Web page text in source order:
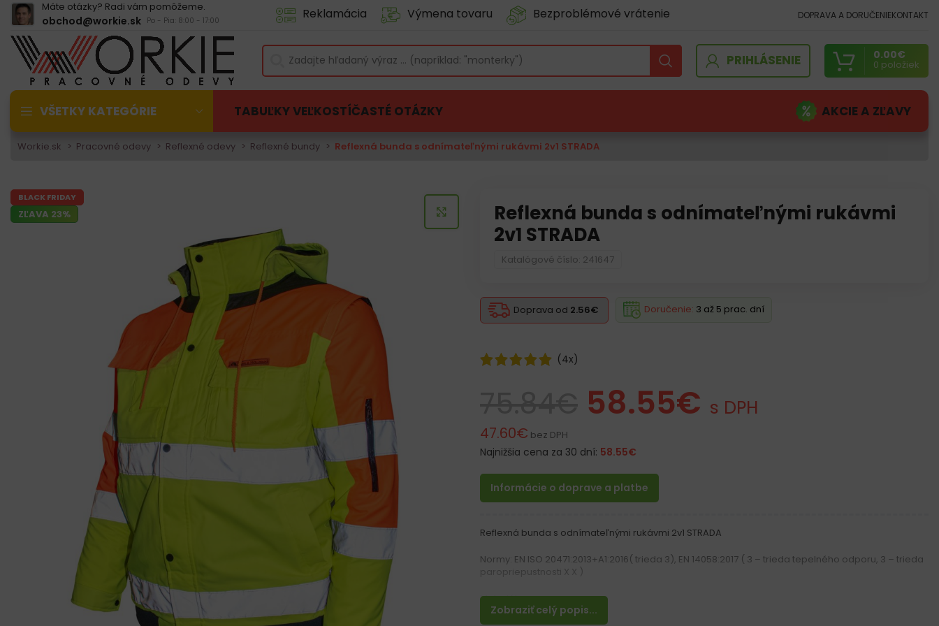
Máte otázky? Radi vám pomôžeme.
obchod@workie.sk Po - Pia: 8:00 - 17:00 Reklamácia Výmena tovaru Bezproblémové vrátenie DOPRAVA A DORUČENIEKONTAKT
PRIHLÁSENIE 0 položiek
0.00€
VŠETKY KATEGÓRIE TABUĽKY VEĽKOSTÍČASTÉ OTÁZKY AKCIE A ZĽAVY
Workie.sk Pracovné odevy Reflexné odevy Reflexné bundy Reflexná bunda s odnímateľnými rukávmi 2v1 STRADA
BLACK FRIDAY
ZĽAVA 23% KLIKNITE PRE ZVÄČŠENIE
Reflexná bunda s odnímateľnými rukávmi
2v1 STRADA
Katalógové číslo: 241647
Doprava od 2.56€ Doručenie: 3 až 5 prac. dní
(4x)
58.55€ s DPH
47.60€ bez DPH
Najnižšia cena za 30 dní: 58.55€
Informácie o doprave a platbe
Zobraziť celý popis...
Reflexná bunda s odnímateľnými rukávmi 2v1 STRADA
Normy: EN ISO 20471:2013+A1:2016( trieda 3), EN 14058:2017 ( 3 – trieda tepelného odporu, 3 – trieda
paropriepustnosti X X )
Materiál:
Zvršok 100% polyester 300D 170 g/m² ( tkaný ) potiahnutý poliuretánom – vodeoodolný materiál